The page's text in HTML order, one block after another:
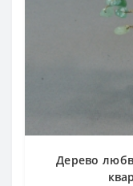
Дерево